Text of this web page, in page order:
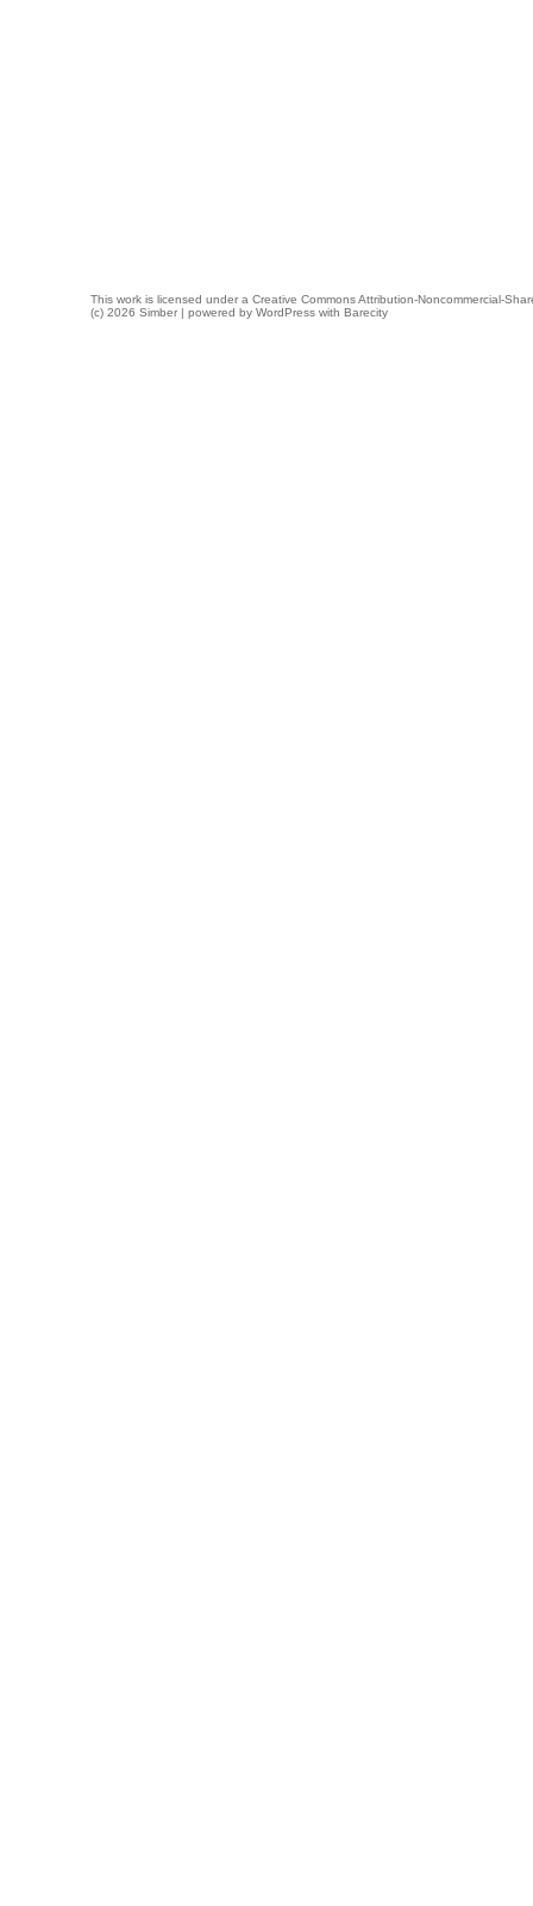
This work is licensed under a Creative Commons Attribution-Noncommercial-
(c) 2026 Simber | powered by WordPress with Barecity